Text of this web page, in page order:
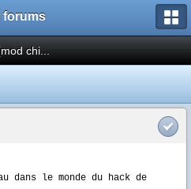
forums
chi...
dans le monde du hack de